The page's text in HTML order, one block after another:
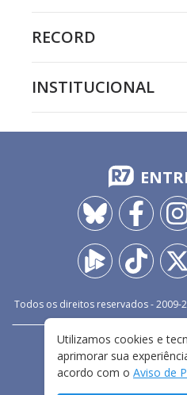
RECORD
INSTITUCIONAL
Todos os direitos reservados - 2009-
FALE
TERMOS E
Utilizamos cookies e
aprimorar sua
acordo com o Aviso de